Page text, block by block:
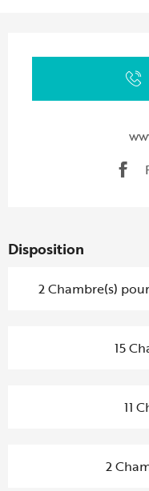
Disposition
2 Chambre(s)
15
11
2